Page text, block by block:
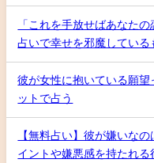
「これを手放せばあなた
占いで幸せを邪魔している
彼が女性に抱いている願
ットで占う
【無料占い】彼が嫌いな
イントや嫌悪感を持たれる